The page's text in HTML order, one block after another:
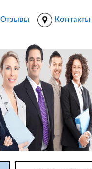
Отзывы Контакты